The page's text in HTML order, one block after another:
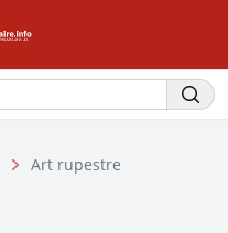
Art rupestre